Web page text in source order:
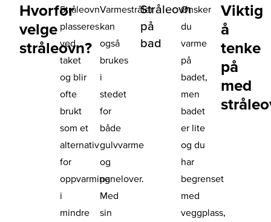
Hvorfor
velge
stråleovn?
Stråleovn
plasseres
ved
taket
og blir
ofte
brukt
som et
alternativ
for
oppvarming
i
mindre
Varmestråler
kan
også
brukes
i
stedet
for
både
gulvvarme
og
panelover.
Med
sin
Stråleovn
på
bad
Ønsker
du
varme
på
badet,
men
badet
er lite
og du
har
begrenset
med
veggplass,
Viktig
å
tenke
på
med